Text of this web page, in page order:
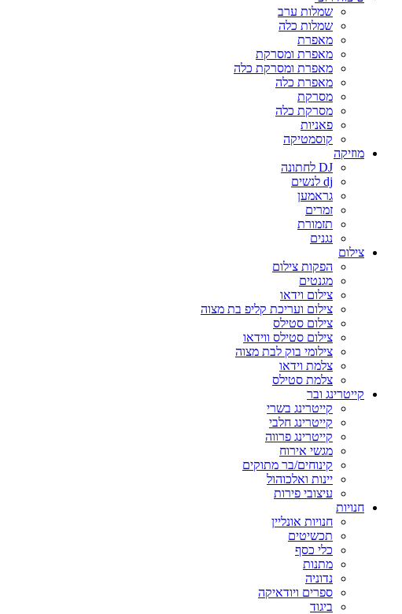
שמלות ערב
שמלות כלה
מאפרת
מאפרת ומסרקת
מאפרת ומסרקת כלה
מאפרת כלה
מסרקת
מסרקת כלה
פאניות
קוסמטיקה
מוזיקה
DJ לחתונה
dj לנשים
גראמען
זמרים
תזמורת
נגנים
צילום
הפקות צילום
מגנטים
צילום וידאו
צילום ועריכת קליפ בת מצוה
צילום סטילס
צילום סטילס ווידאו
צילומי בוק לבת מצוה
צלמת וידאו
צלמת סטילס
קייטרינג ובר
קייטרינג בשרי
קייטרינג חלבי
קייטרינג פרווה
מגשי אירוח
קינוחים/בר מתוקים
יינות ואלכוהול
עיצובי פירות
חנויות
חנויות אונליין
תכשיטים
כלי כסף
מתנות
נדוניה
ספרים ויודאיקה
ביגוד